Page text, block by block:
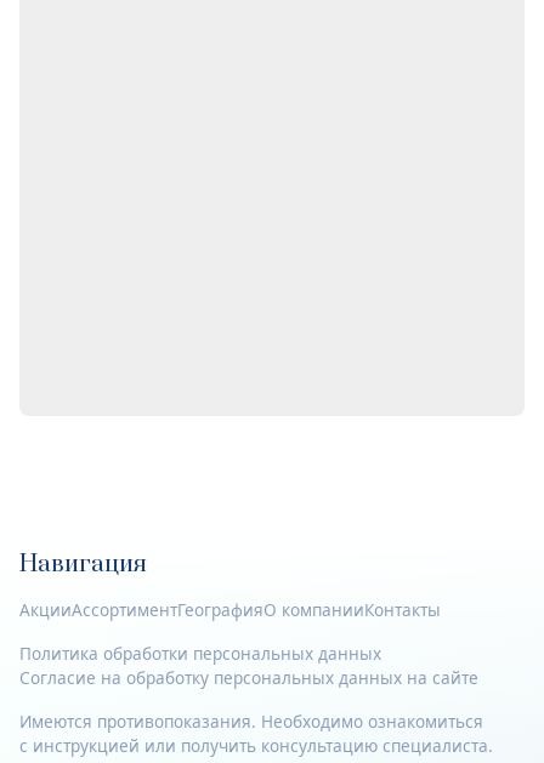
Навигация
АкцииАссортиментГеографияО компанииКонтакты
Политика обработки персональных данных
Согласие на обработку персональных данных на сайте
Имеются противопоказания. Необходимо ознакомиться
с инструкцией или получить консультацию специалиста.